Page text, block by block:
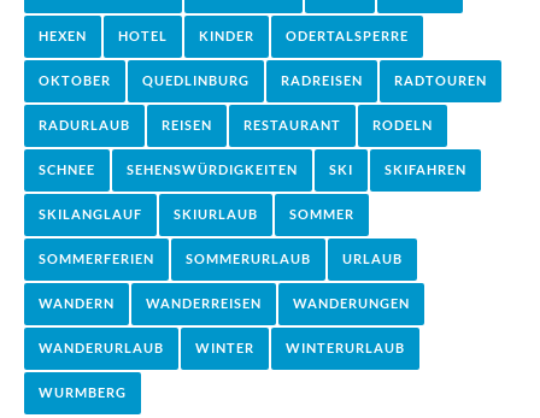
HEXEN HOTEL KINDER ODERTALSPERRE
OKTOBER QUEDLINBURG RADREISEN RADTOUREN
RADURLAUB REISEN RESTAURANT RODELN
SCHNEE SEHENSWÜRDIGKEITEN SKI SKIFAHREN
SKILANGLAUF SKIURLAUB SOMMER
SOMMERFERIEN SOMMERURLAUB URLAUB
WANDERN WANDERREISEN WANDERUNGEN
WANDERURLAUB WINTER WINTERURLAUB
WURMBERG